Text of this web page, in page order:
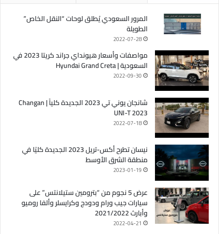
المرور السعودي يُطلق لوحات “النقل الخاص”
الطويلة
2022-07-28
مواصفات وأسعار هيونداي جراند كريتا 2023 في
السعودية | Hyundai Grand Creta
2022-09-30
شانجان يوني تي 2023 الجديدة كلياً | Changan
UNI-T 2023
2022-07-18
نيسان تطرح أكس-تريل 2023 الجديدة كليًا في
منطقة الشرق الأوسط
2023-01-19
عرض 5 نجوم من “بترومين ستيلانتس” على
سيارات جيب ورام ودودج وكرايسلر وألفا روميو
وأبارث 2021/2022
2022-04-21